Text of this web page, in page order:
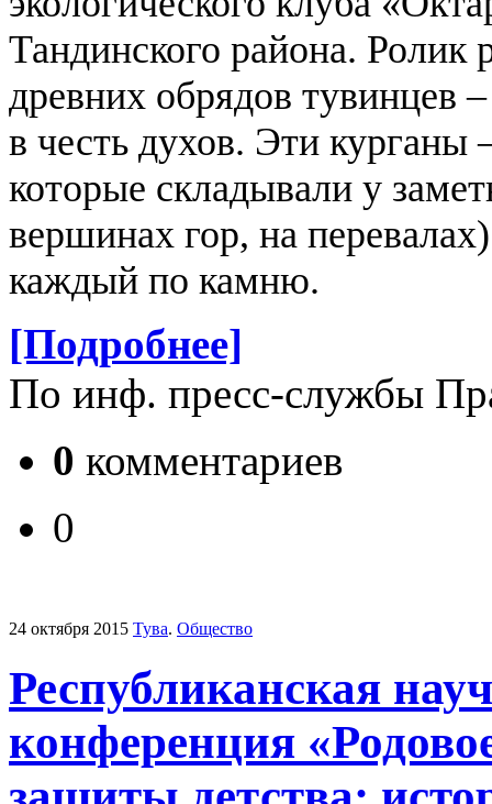
Тандинского района. Ролик
древних обрядов тувинцев
в честь духов. Эти курганы
которые складывали у
вершинах гор, на
каждый по камню.
[Подробнее]
По инф. пресс-службы
0 комментариев
0
24 октября 2015 Тува. Общество
Республиканская
конференция